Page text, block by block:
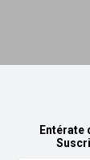
Entérate